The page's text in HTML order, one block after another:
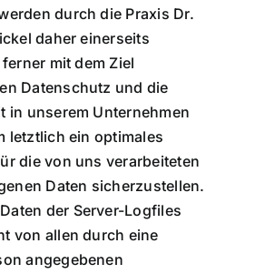
durch die Praxis Dr.
daher einerseits
mit dem Ziel
Datenschutz und die
in unserem Unternehmen
letztlich ein optimales
die von uns verarbeiteten
Daten sicherzustellen.
der Server-Logfiles
von allen durch eine
angegebenen